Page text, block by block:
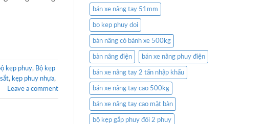
kẹp phuy, Bộ kẹp
, kẹp phuy nhựa,
Leave a comment
bán xe nâng tay 51mm
bo kep phuy doi
bàn nâng có bánh xe 500kg
bàn nâng điện bán xe nâng phuy điện
bán xe nâng tay 2 tấn nhập khẩu
bán xe nâng tay cao 500kg
bán xe nâng tay cao mặt bàn
bộ kẹp gắp phuy đôi 2 phuy